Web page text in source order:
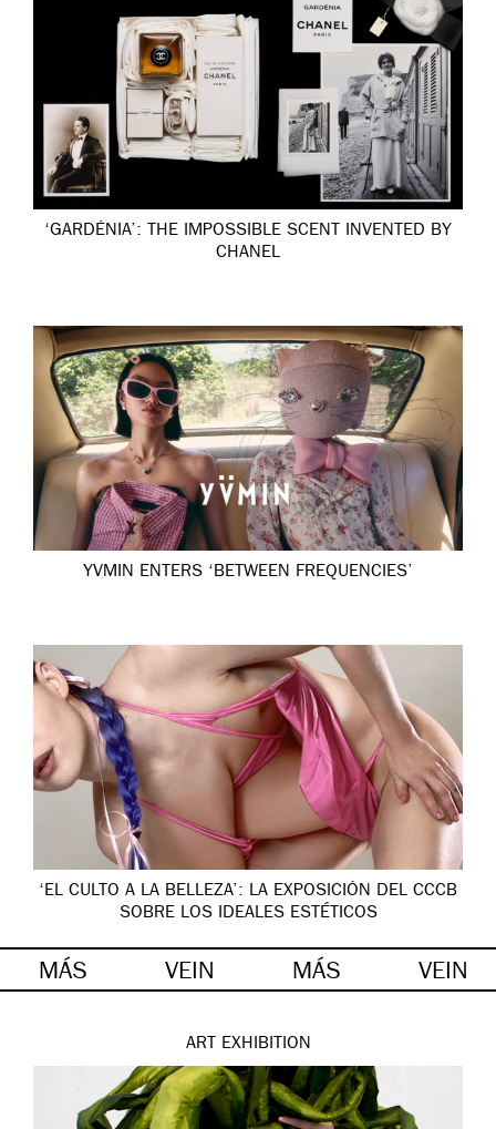
‘GARDÉNIA’: THE IMPOSSIBLE SCENT INVENTED BY
CHANEL
YVMIN ENTERS ‘BETWEEN FREQUENCIES’
‘EL CULTO A LA BELLEZA’: LA EXPOSICIÓN DEL CCCB
SOBRE LOS IDEALES ESTÉTICOS
MÁS VEIN MÁS VEIN
ART EXHIBITION